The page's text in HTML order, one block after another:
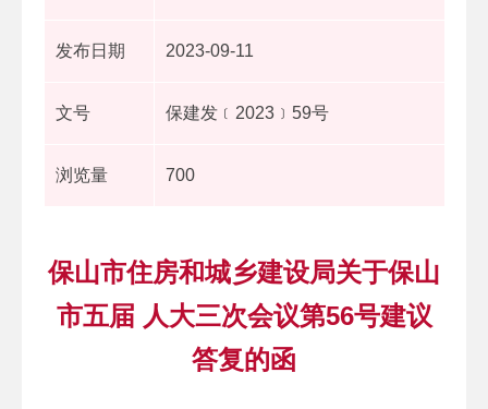
发布日期 2023-09-11
文号 保建发﹝2023﹞59号
浏览量 700
保山市住房和城乡建设局关于保山
市五届 人大三次会议第56号建议
答复的函